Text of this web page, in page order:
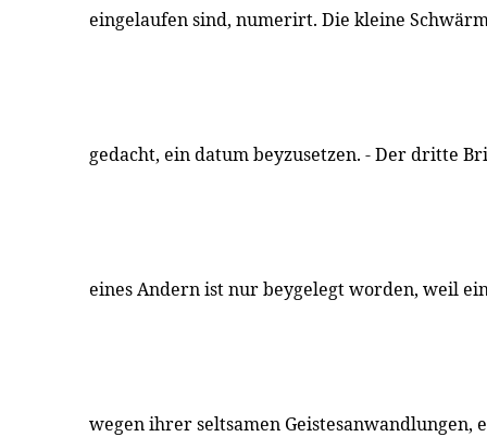
eingelaufen sind, numerirt. Die kleine
gedacht, ein datum beyzusetzen. - Der dritte
eines Andern ist nur beygelegt worden, weil
wegen ihrer seltsamen Geistesanwandlungen,